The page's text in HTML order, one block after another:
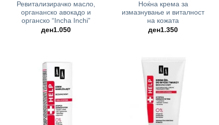
Ревитализирачко масло,
органанско авокадо и
органско “Incha Inchi”
ден1.050
Ноќна крема за
измазнување и виталност
на кожата
ден1.350